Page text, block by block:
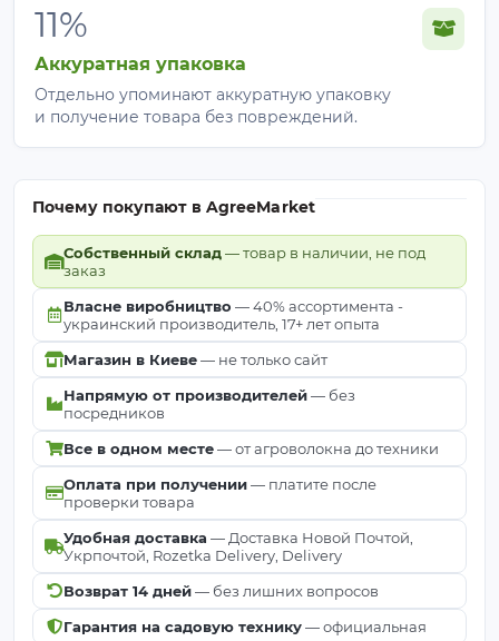
Как использовать агроволокно
для мульчирования?
Материал не снимают вплоть до ликвидации
культуры.
используется?
ли?
Причина
Клубника /
Кусты
НЕТ
Защита корней от
вымерзания.
Грядки под
овощи
ДА
Подготовка почвы
и дезинфекция.
Декор (кора/
гравий)
НЕТ
Часть
ландшафтного
Важно: Если оставляете полотно на зиму, надежно
прижмите его шпильками. Зимний ветер может
сработать как парус и повредить растения или
11%
Аккуратная упаковка
Отдельно упоминают аккуратную упаковку
и получение товара без повреждений.
Почему покупают в AgreeMarket
Собственный склад— товар в наличии, не под
заказ
Власне виробництво — 40% ассортимента -
украинский производитель, 17+ лет опыта
Магазин в Киеве— не только сайт
Напрямую от производителей— без
посредников
Все в одном месте— от агроволокна до техники
Оплата при получении— платите после
проверки товара
Удобная доставка — Доставка Новой Почтой,
Укрпочтой, Rozetka Delivery, Delivery
Возврат 14 дней— без лишних вопросов
Гарантия на садовую технику— официальная